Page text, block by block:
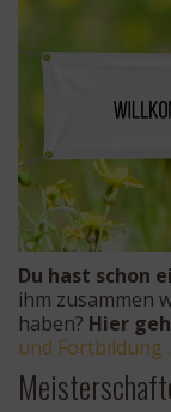
Du hast schon
ihm zusammen
haben? Hier
und Fortbildung